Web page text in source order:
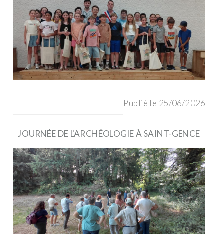
Publié le 25/06/2026
JOURNÉE DE L'ARCHÉOLOGIE À SAINT-GENCE